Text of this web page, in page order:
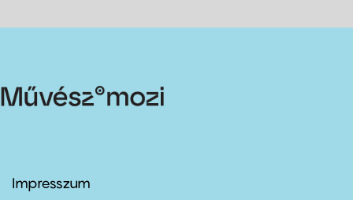
Footer
Impresszum